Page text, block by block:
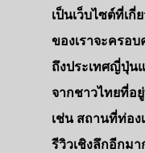
เป็นเว็บไซต์ที่เ
ของเราจะครอ
ถึงประเทศญี่ปุ่น
จากชาวไทยที่อ
เช่น สถานที่ท่อง
รีวิวเชิงลึกอีกม